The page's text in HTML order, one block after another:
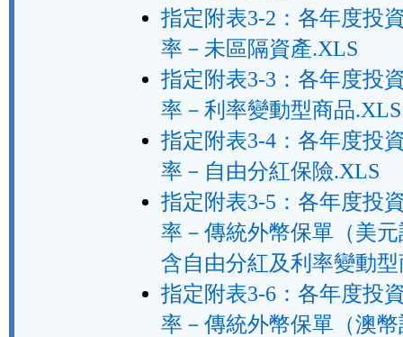
指定附表3-2：各年度投
率－未區隔資產.XLS
指定附表3-3：各年度投
率－利率變動型商品.XLS
指定附表3-4：各年度投
率－自由分紅保險.XLS
指定附表3-5：各年度投
率－傳統外幣保單（美
含自由分紅及利率變動
指定附表3-6：各年度投
率－傳統外幣保單（澳